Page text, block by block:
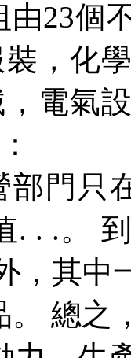
由23個
，化
電氣
部門只
. . .。
，其中
。 總之